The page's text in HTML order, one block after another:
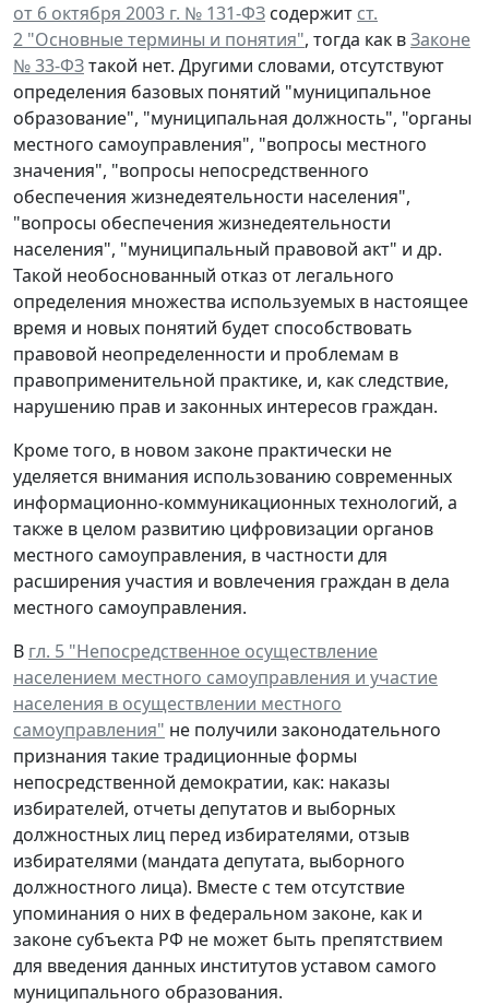
от 6 октября 2003 г. № 131-ФЗ содержит ст.
2 "Основные термины и понятия", тогда как вЗаконе
№ 33-ФЗтакой нет. Другими словами, отсутствуют
определения базовых понятий "муниципальное
образование", "муниципальная должность", "органы
местного самоуправления", "вопросы местного
значения", "вопросы непосредственного
обеспечения жизнедеятельности населения",
"вопросы обеспечения жизнедеятельности
населения", "муниципальный правовой акт" и др.
Такой необоснованный отказ от легального
определения множества используемых в настоящее
время и новых понятий будет способствовать
правовой неопределенности и проблемам в
правоприменительной практике, и, как следствие,
нарушению прав и законных интересов граждан.
Кроме того, в новом законе практически не
уделяется внимания использованию современных
информационно-коммуникационных технологий, а
также в целом развитию цифровизации органов
местного самоуправления, в частности для
расширения участия и вовлечения граждан в дела
местного самоуправления.
В гл. 5 "Непосредственное осуществление
населением местного самоуправления и участие
населения в осуществлении местного
самоуправления" не получили законодательного
признания такие традиционные формы
непосредственной демократии, как: наказы
избирателей, отчеты депутатов и выборных
должностных лиц перед избирателями, отзыв
избирателями (мандата депутата, выборного
должностного лица). Вместе с тем отсутствие
упоминания о них в федеральном законе, как и
законе субъекта РФ не может быть препятствием
для введения данных институтов уставом самого
муниципального образования.